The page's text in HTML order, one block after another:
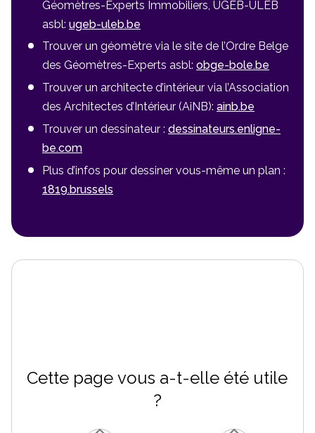
Géomètres-Experts Immobiliers, UGEB-ULEB
asbl: ugeb-uleb.be
Trouver un géomètre via le site de l’Ordre Belge
des Géomètres-Experts asbl: obge-bole.be
Trouver un architecte d’intérieur via l’Association
des Architectes d’Intérieur (AiNB): ainb.be
Trouver un dessinateur : dessinateurs.enligne-
be.com
Plus d’infos pour dessiner vous-même un plan :
1819.brussels
Cette page vous a-t-elle été utile
?